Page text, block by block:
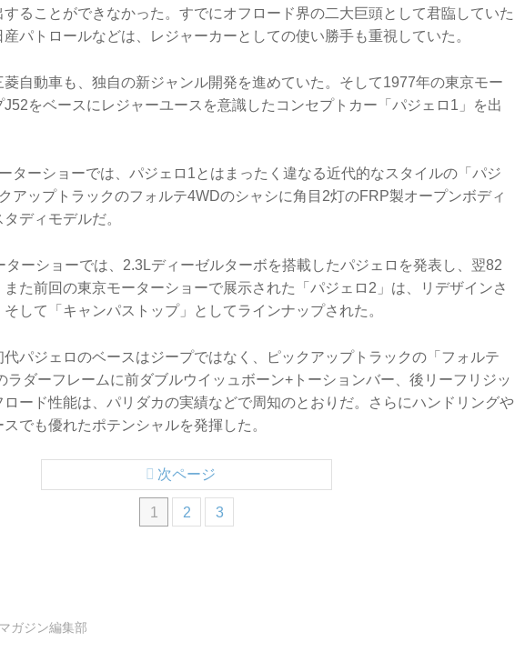
ることができなかった。すでにオフロード界の二大巨頭として君臨していた
パトロールなどは、レジャーカーとしての使い勝手も重視していた。
自動車も、独自の新ジャンル開発を進めていた。そして1977年の東京モー
をベースにレジャーユースを意識したコンセプトカー「パジェロ1」を出
ターショーでは、パジェロ1とはまったく違なる近代的なスタイルの「パジ
アップトラックのフォルテ4WDのシャシに角目2灯のFRP製オープンボディ
ディモデルだ。
ターショーでは、2.3Lディーゼルターボを搭載したパジェロを発表し、翌82
た前回の東京モーターショーで展示された「パジェロ2」は、リデザインさ
して「キャンパストップ」としてラインナップされた。
パジェロのベースはジープではなく、ピックアップトラックの「フォルテ
ラダーフレームに前ダブルウイッュボーン+トーションバー、後リーフリジッ
ロード性能は、パリダカの実績などで周知のとおりだ。さらにハンドリングや
でも優れたポテンシャルを発揮した。
1 2 3
次ページ
ガジン編集部